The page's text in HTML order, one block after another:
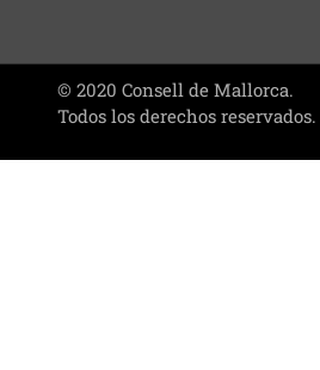
© 2020 Consell de Mallorca.
Todos los derechos reservados.